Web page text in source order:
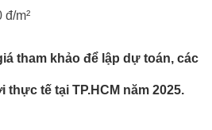
đ/m²
tham khảo để lập dự toán, các
thực tế tại TP.HCM năm 2025.